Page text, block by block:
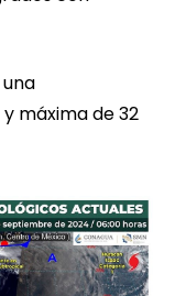
máxima de 32